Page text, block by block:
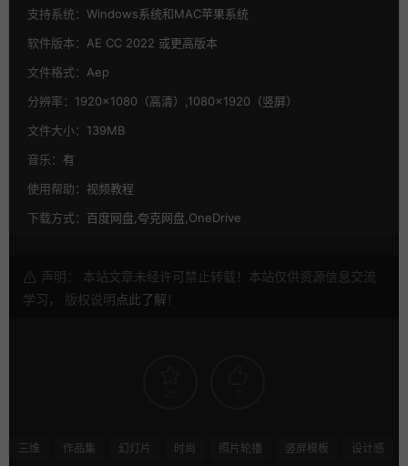
支持系统： Windows系统和MAC苹果系统
软件版本： AE CC 2022 或更高版本
文件格式： Aep
分辨率： 1920×1080（高清）,1080×1920（竖屏）
文件大小： 139MB
音乐： 有
使用帮助： 视频教程
下载方式： 百度网盘,夸克网盘,OneDrive
声明： 本站文章未经许可禁止转载！本站仅供资源信息交流
学习， 版权说明点此了解 ！
三维 作品集 幻灯片 时尚 照片轮播 竖屏模板 设计感